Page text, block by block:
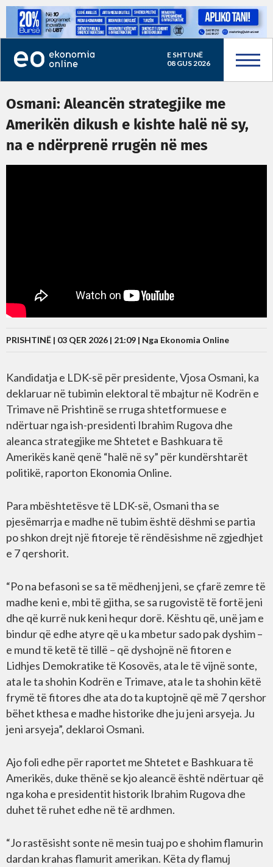
E SHTUNË
08 GUS 2026
Osmani: Aleancën strategjike me
Amerikën dikush e kishte halë në sy,
na e ndërprenë rrugën në mes
PRISHTINË | 03 QER 2026 | 21:09 | Nga Ekonomia Online
Kandidatja e LDK-së për presidente, Vjosa Osmani, ka
deklaruar në tubimin elektoral të mbajtur në Kodrën e
Trimave në Prishtinë se rruga shtetformuese e
ndërtuar nga ish-presidenti Ibrahim Rugova dhe
aleanca strategjike me Shtetet e Bashkuara të
Amerikës kanë qenë “halë në sy” për kundërshtarët
politikë, raporton Ekonomia Online.
Para mbështetësve të LDK-së, Osmani tha se
pjesëmarrja e madhe në tubim është dëshmi se partia
po shkon drejt një fitoreje të rëndësishme në zgjedhjet
e 7 qershorit.
“Po na befasoni se sa të mëdhenj jeni, se çfarë zemre të
madhe keni e, mbi të gjitha, se sa rugovistë të fortë jeni
dhe që kurrë nuk keni hequr dorë. Kështu që, unë jam e
bindur që edhe atyre që u ka mbetur sado pak dyshim –
e mund të ketë të tillë – që dyshojnë në fitoren e
Lidhjes Demokratike të Kosovës, ata le të vijnë sonte,
ata le ta shohin Kodrën e Trimave, ata le ta shohin këtë
frymë të fitores dhe ata do ta kuptojnë që më 7 qershor
bëhet kthesa e madhe historike dhe ju jeni arsyeja. Ju
jeni arsyeja”, deklaroi Osmani.
Ajo foli edhe për raportet me Shtetet e Bashkuara të
Amerikës, duke thënë se kjo aleancë është ndërtuar që
nga koha e presidentit historik Ibrahim Rugova dhe
duhet të ruhet edhe në të ardhmen.
“Jo rastësisht sonte në mesin tuaj po e shohim flamurin
dardan krahas flamurit amerikan. Këta dy flamuj